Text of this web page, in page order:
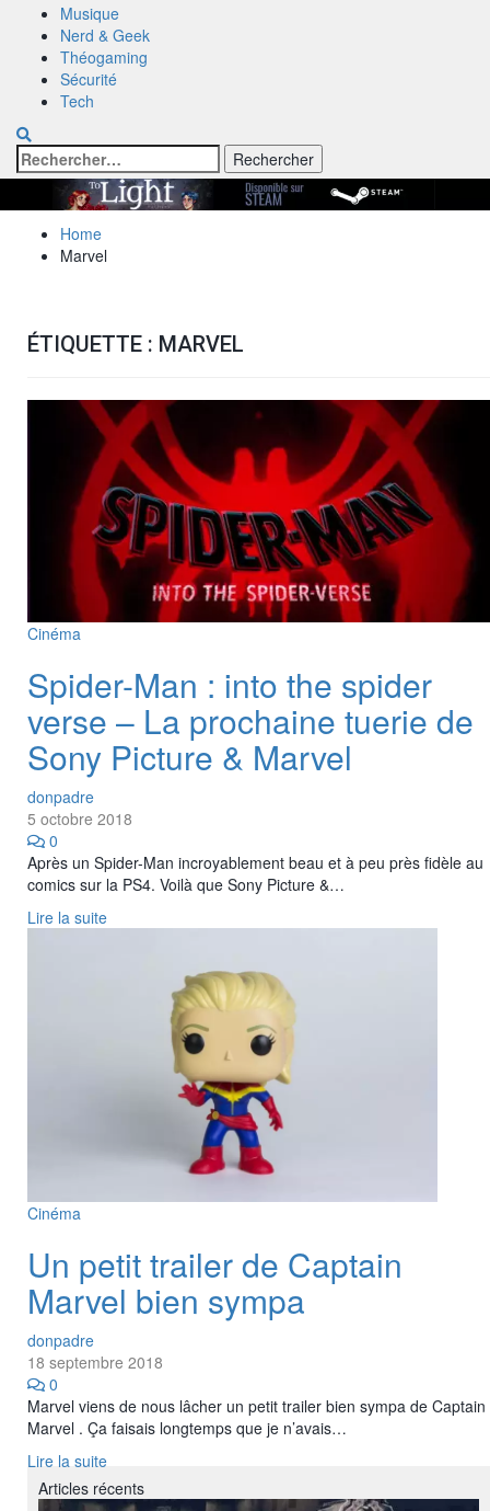
Musique
Nerd & Geek
Théogaming
Sécurité
Tech
Rechercher :
Home
Marvel
ÉTIQUETTE : MARVEL
Cinéma
Spider-Man : into the spider
verse – La prochaine tuerie de
Sony Picture & Marvel
donpadre
5 octobre 2018
0
Après un Spider-Man incroyablement beau et à peu près fidèle au
comics sur la PS4. Voilà que Sony Picture &…
Lire la suite
Cinéma
Un petit trailer de Captain
Marvel bien sympa
donpadre
18 septembre 2018
0
Marvel viens de nous lâcher un petit trailer bien sympa de Captain
Marvel . Ça faisais longtemps que je n’avais…
Lire la suite
Articles récents